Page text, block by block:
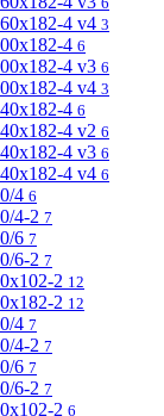
4 v4 3
4 6
4 v3 6
4 v4 3
4 6
4 v2 6
4 v3 6
4 v4 6
4 6
4-2 7
6 7
6-2 7
2 12
2 12
4 7
4-2 7
6 7
6-2 7
2 6